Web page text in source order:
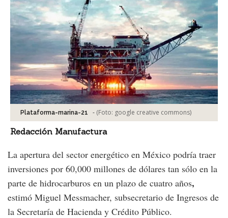
Plataforma-marina-21 - (Foto: google creative commons)
Redacción Manufactura
La apertura del sector energético en México podría traer
inversiones por 60,000 millones de dólares tan sólo en la
parte de hidrocarburos en un plazo de cuatro años,
estimó Miguel Messmacher, subsecretario de Ingresos de
la Secretaría de Hacienda y Crédito Público.